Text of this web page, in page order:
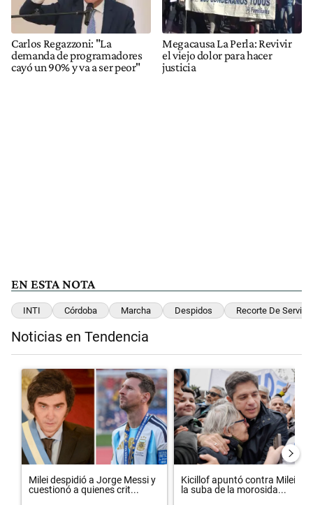
Carlos Regazzoni: "La
demanda de programadores
cayó un 90% y va a ser peor"
Megacausa La Perla: Revivir
el viejo dolor para hacer
justicia
EN ESTA NOTA
INTI Córdoba Marcha Despidos Recorte De
Noticias en Tendencia
Un artículo de tendencia con el título "Milei despidió a Jorge Messi
Milei despidió a Jorge Messi y
cuestionó a quienes crit...
Un artículo de tendencia con el
Kicillof apuntó contra Milei por
la suba de la morosida...